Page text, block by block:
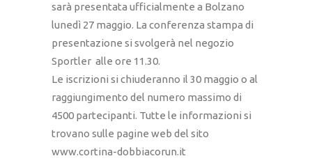
sarà presentata ufficialmente a Bolzano
lunedì 27 maggio. La conferenza stampa di
presentazione si svolgerà nel negozio
Sportler alle ore 11.30.
Le iscrizioni si chiuderanno il 30 maggio o al
raggiungimento del numero massimo di
4500 partecipanti. Tutte le informazioni si
trovano sulle pagine web del sito
www.cortina-dobbiacorun.it